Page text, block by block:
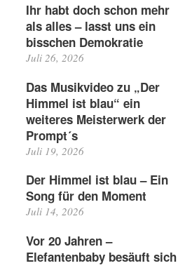
Ihr habt doch schon mehr
als alles – lasst uns ein
bisschen Demokratie
Juli 26, 2026
Das Musikvideo zu „Der
Himmel ist blau“ ein
weiteres Meisterwerk der
Prompt´s
Juli 19, 2026
Der Himmel ist blau – Ein
Song für den Moment
Juli 14, 2026
Vor 20 Jahren –
Elefantenbaby besäuft sich